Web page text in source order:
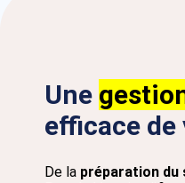
Une
efficace
De la préparation du